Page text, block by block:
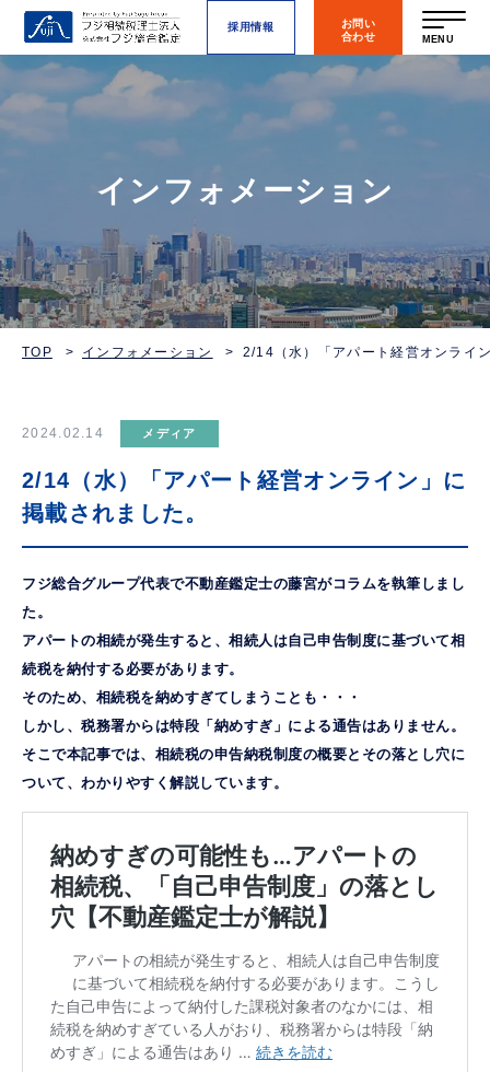
採用情報
お問い
合わせ
MENU
インフォメーション
TOP インフォメーション 2/14（水）「アパート経営オンライ
2024.02.14 メディア
2/14（水）「アパート経営オンライン」に
掲載されました。
フジ総合グループ代表で不動産鑑定士の藤宮がコラムを執筆しまし
た。
アパートの相続が発生すると、相続人は自己申告制度に基づいて相
続税を納付する必要があります。
そのため、相続税を納めすぎてしまうことも・・・
しかし、税務署からは特段「納めすぎ」による通告はありません。
そこで本記事では、相続税の申告納税制度の概要とその落とし穴に
ついて、わかりやすく解説しています。